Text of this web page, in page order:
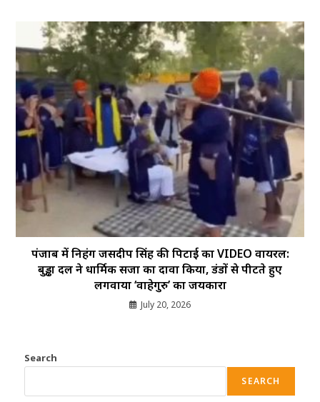
पंजाब में निहंग जसदीप सिंह की पिटाई का VIDEO वायरल:
बुड्ढा दल ने धार्मिक सजा का दावा किया, डंडों से पीटते हुए
लगवाया ‘वाहेगुरु’ का जयकारा
July 20, 2026
Search
SEARCH